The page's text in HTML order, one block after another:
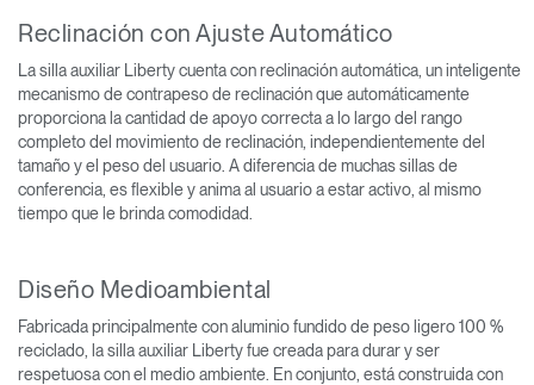
Reclinación con Ajuste Automático
La silla auxiliar Liberty cuenta con reclinación automática, un inteligente
mecanismo de contrapeso de reclinación que automáticamente
proporciona la cantidad de apoyo correcta a lo largo del rango
completo del movimiento de reclinación, independientemente del
tamaño y el peso del usuario. A diferencia de muchas sillas de
conferencia, es flexible y anima al usuario a estar activo, al mismo
tiempo que le brinda comodidad.
Diseño Medioambiental
Fabricada principalmente con aluminio fundido de peso ligero 100 %
reciclado, la silla auxiliar Liberty fue creada para durar y ser
respetuosa con el medio ambiente. En conjunto, está construida con